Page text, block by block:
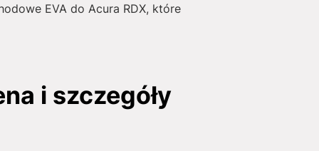
EVA do Acura RDX, które
i szczegóły